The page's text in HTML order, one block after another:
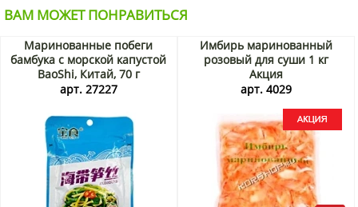
ВАМ МОЖЕТ ПОНРАВИТЬСЯ
Маринованные побеги
бамбука с морской капустой
BaoShi, Китай, 70 г
арт. 27227
Имбирь маринованный
розовый для суши 1 кг
Акция
арт. 4029